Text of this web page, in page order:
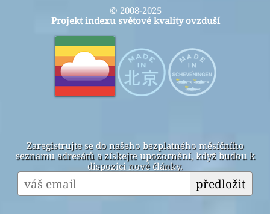
© 2008-2025
Projekt indexu světové kvality ovzduší
Zaregistrujte se do našeho bezplatného měsíčního
seznamu adresátů a získejte upozornění, když budou k
dispozici nové články.
předložit